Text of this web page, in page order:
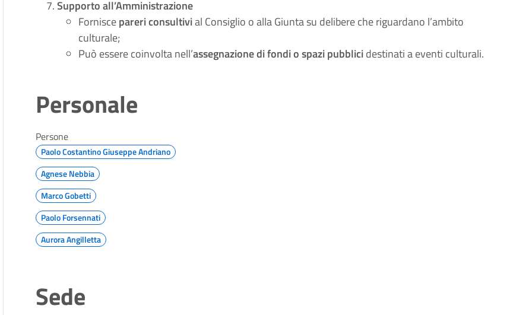
Supporto all’Amministrazione
Forniscepareri consultivial Consiglio o alla Giunta su delibere che riguardano l’ambito
culturale;
Può essere coinvolta nell’assegnazione di fondi o spazi pubblicidestinati a eventi culturali.
Personale
Persone
Paolo Costantino Giuseppe Andriano
Agnese Nebbia
Marco Gobetti
Paolo Forsennati
Aurora Angilletta
Sede